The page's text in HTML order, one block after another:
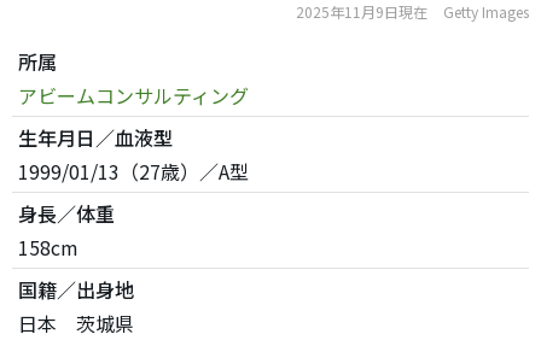
2025年11月9日現在
Getty Images
所属
アビームコンサルティング
生年月日／血液型
1999/01/13（27歳）／A型
身長／体重
158cm
国籍／出身地
日本 茨城県